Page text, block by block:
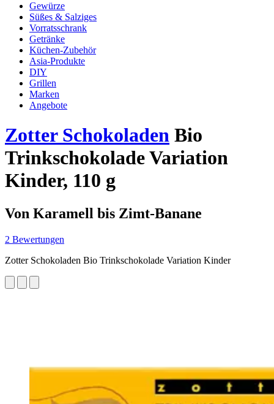
Gewürze
Süßes & Salziges
Vorratsschrank
Getränke
Küchen-Zubehör
Asia-Produkte
DIY
Grillen
Marken
Angebote
Zotter Schokoladen Bio
Trinkschokolade Variation
Kinder, 110 g
Von Karamell bis Zimt-Banane
2 Bewertungen
Zotter Schokoladen Bio Trinkschokolade Variation Kinder